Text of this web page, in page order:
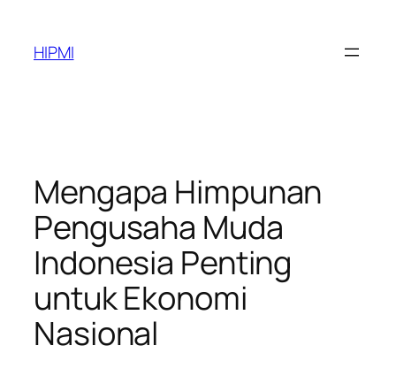
content
HIPMI
Mengapa Himpunan
Pengusaha Muda
Indonesia Penting
untuk Ekonomi
Nasional